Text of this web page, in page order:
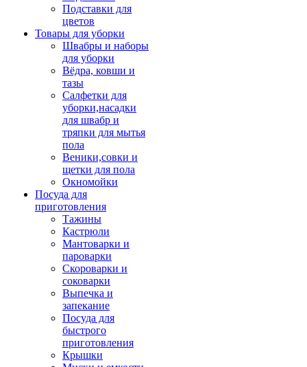
Подставки для
цветов
Товары для уборки
Швабры и наборы
для уборки
Вёдра, ковши и
тазы
Салфетки для
уборки,насадки
для швабр и
тряпки для мытья
пола
Веники,совки и
щетки для пола
Окномойки
Посуда для
приготовления
Тажины
Кастрюли
Мантоварки и
пароварки
Скороварки и
соковарки
Выпечка и
запекание
Посуда для
быстрого
приготовления
Крышки